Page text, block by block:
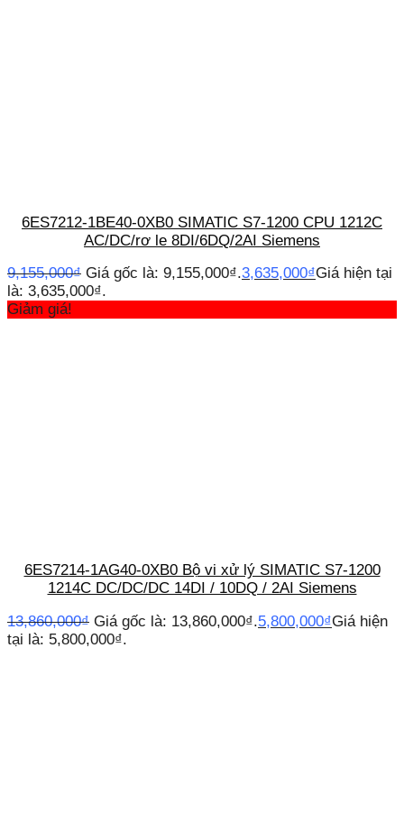
6ES7212-1BE40-0XB0 SIMATIC S7-1200 CPU 1212C
AC/DC/rơ le 8DI/6DQ/2AI Siemens
9,155,000₫ Giá gốc là: 9,155,000₫.3,635,000₫Giá hiện tại
là: 3,635,000₫.
Giảm giá!
6ES7214-1AG40-0XB0 Bộ vi xử lý SIMATIC S7-1200
1214C DC/DC/DC 14DI / 10DQ / 2AI Siemens
13,860,000₫ Giá gốc là: 13,860,000₫.5,800,000₫Giá hiện
tại là: 5,800,000₫.